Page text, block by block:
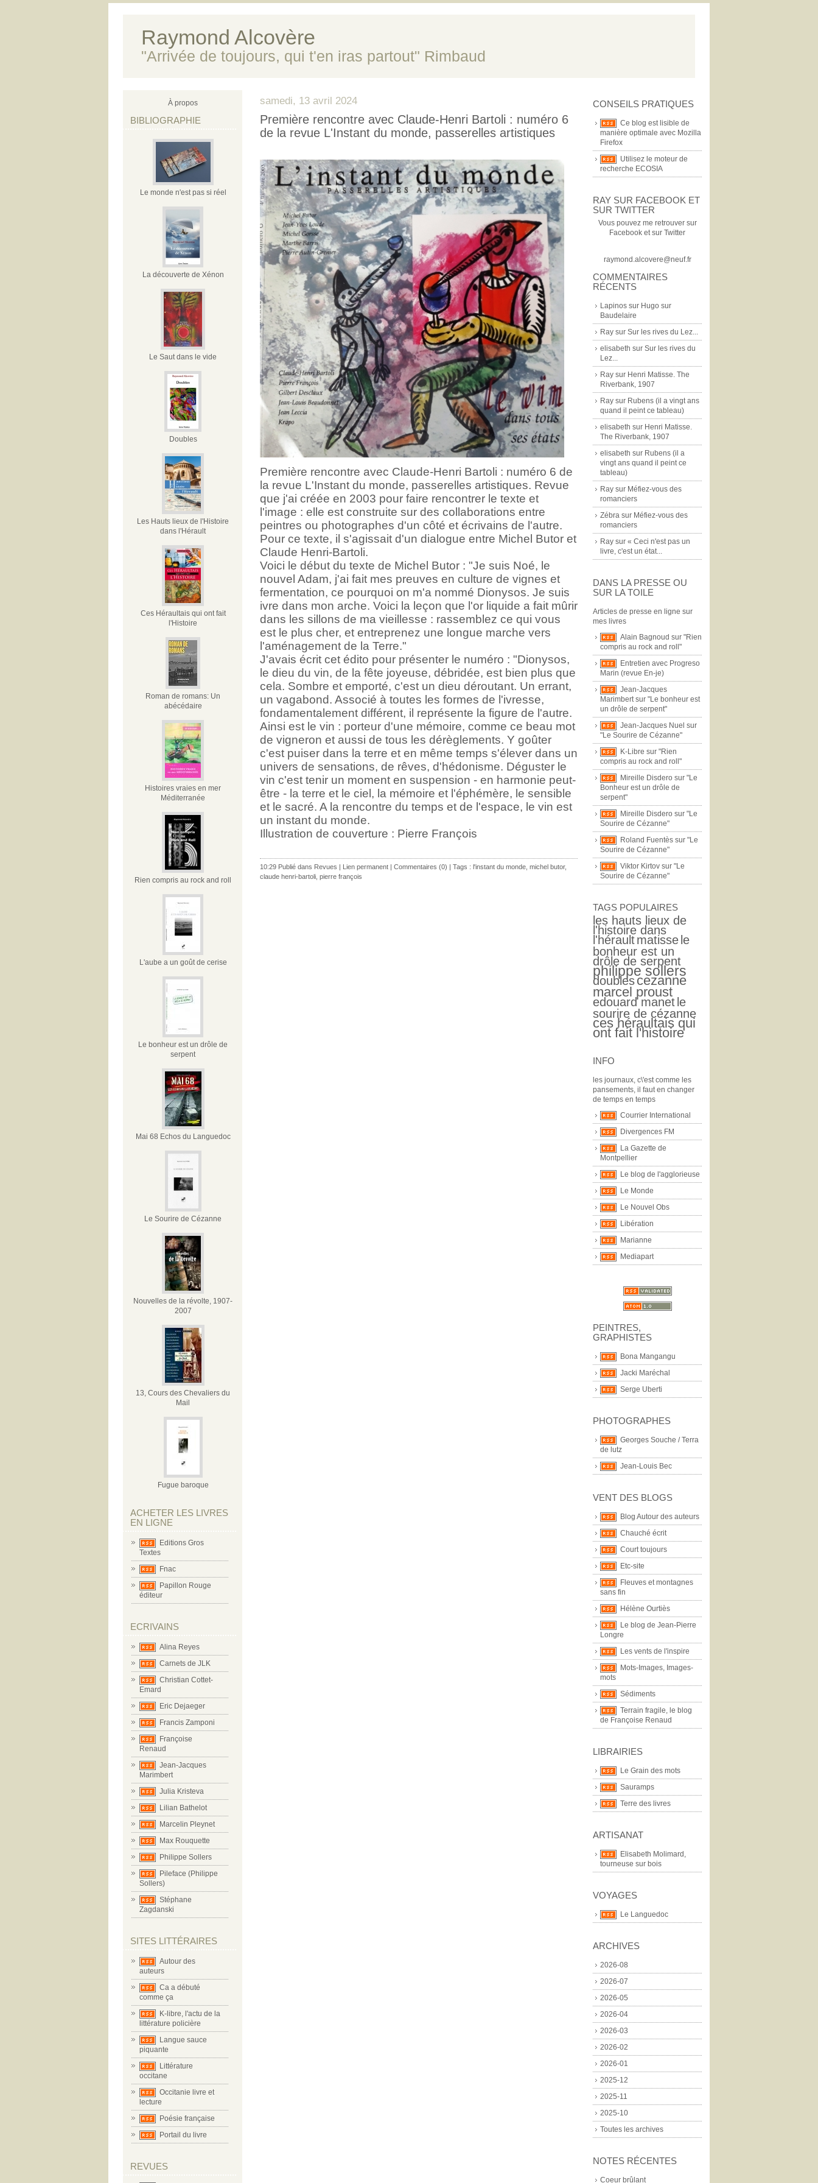
Raymond Alcovère
"Arrivée de toujours, qui t'en iras partout" Rimbaud
À propos
BIBLIOGRAPHIE
Le monde n'est pas si réel
La découverte de Xénon
Le Saut dans le vide
Doubles
Les Hauts lieux de l'Histoire
dans l'Hérault
Ces Héraultais qui ont fait
l'Histoire
Roman de romans: Un
abécédaire
Histoires vraies en mer
Méditerranée
Rien compris au rock and roll
L'aube a un goût de cerise
Le bonheur est un drôle de
serpent
Mai 68 Echos du Languedoc
Le Sourire de Cézanne
Nouvelles de la révolte, 1907-
2007
13, Cours des Chevaliers du
Mail
Fugue baroque
ACHETER LES LIVRES
EN LIGNE
Editions Gros
Textes
Fnac
Papillon Rouge
éditeur
ECRIVAINS
Alina Reyes
Carnets de JLK
Christian Cottet-
Emard
Eric Dejaeger
Francis Zamponi
Françoise
Renaud
Jean-Jacques
Marimbert
Julia Kristeva
Lilian Bathelot
Marcelin Pleynet
Max Rouquette
Philippe Sollers
Pileface (Philippe
Sollers)
Stéphane
Zagdanski
SITES LITTÉRAIRES
Autour des
auteurs
Ca a débuté
comme ça
K-libre, l'actu de la
littérature policière
Langue sauce
piquante
Littérature
occitane
Occitanie livre et
lecture
Poésie française
Portail du livre
REVUES
CONSEILS PRATIQUES
Ce blog est lisible de
manière optimale avec Mozilla
Firefox
Utilisez le moteur de
recherche ECOSIA
RAY SUR FACEBOOK ET
SUR TWITTER
Vous pouvez me retrouver sur
Facebook et sur Twitter
raymond.alcovere@neuf.fr
COMMENTAIRES
RÉCENTS
Lapinos sur Hugo sur
Baudelaire
Ray sur Sur les rives du Lez...
elisabeth sur Sur les rives du
Lez...
Ray sur Henri Matisse. The
Riverbank, 1907
Ray sur Rubens (il a vingt ans
quand il peint ce tableau)
elisabeth sur Henri Matisse.
The Riverbank, 1907
elisabeth sur Rubens (il a
vingt ans quand il peint ce
tableau)
Ray sur Méfiez-vous des
romanciers
Zébra sur Méfiez-vous des
romanciers
Ray sur « Ceci n'est pas un
livre, c'est un état...
DANS LA PRESSE OU
SUR LA TOILE
Articles de presse en ligne sur
mes livres
Alain Bagnoud sur "Rien
compris au rock and roll"
Entretien avec Progreso
Marin (revue En-je)
Jean-Jacques
Marimbert sur "Le bonheur est
un drôle de serpent"
Jean-Jacques Nuel sur
"Le Sourire de Cézanne"
K-Libre sur "Rien
compris au rock and roll"
Mireille Disdero sur "Le
Bonheur est un drôle de
serpent"
Mireille Disdero sur "Le
Sourire de Cézanne"
Roland Fuentès sur "Le
Sourire de Cézanne"
Viktor Kirtov sur "Le
Sourire de Cézanne"
TAGS POPULAIRES
les hauts lieux de
l'histoire dans
l'héraultmatisse le
bonheur est un
drôle de serpent
philippe sollers
doublescezanne
marcel proust
edouard manet le
sourire de cézanne
ces héraultais qui
ont fait l'histoire
INFO
les journaux, c\'est comme les
pansements, il faut en changer
de temps en temps
Courrier International
Divergences FM
La Gazette de
Montpellier
Le blog de l'agglorieuse
Le Monde
Le Nouvel Obs
Libération
Marianne
Mediapart
PEINTRES,
GRAPHISTES
Bona Mangangu
Jacki Maréchal
Serge Uberti
PHOTOGRAPHES
Georges Souche / Terra
de lutz
Jean-Louis Bec
VENT DES BLOGS
Blog Autour des auteurs
Chauché écrit
Court toujours
Etc-site
Fleuves et montagnes
sans fin
Hélène Ourtiès
Le blog de Jean-Pierre
Longre
Les vents de l'inspire
Mots-Images, Images-
mots
Sédiments
Terrain fragile, le blog
de Françoise Renaud
LIBRAIRIES
Le Grain des mots
Sauramps
Terre des livres
ARTISANAT
Elisabeth Molimard,
tourneuse sur bois
VOYAGES
Le Languedoc
ARCHIVES
2026-08
2026-07
2026-05
2026-04
2026-03
2026-02
2026-01
2025-12
2025-11
2025-10
Toutes les archives
NOTES RÉCENTES
Coeur brûlant
samedi, 13 avril 2024
Première rencontre avec Claude-Henri Bartoli : numéro 6
de la revue L'Instant du monde, passerelles artistiques
Première rencontre avec Claude-Henri Bartoli : numéro 6 de
la revue L'Instant du monde, passerelles artistiques. Revue
que j'ai créée en 2003 pour faire rencontrer le texte et
l'image : elle est construite sur des collaborations entre
peintres ou photographes d'un côté et écrivains de l'autre.
Pour ce texte, il s'agissait d'un dialogue entre Michel Butor et
Claude Henri-Bartoli.
Voici le début du texte de Michel Butor : "Je suis Noé, le
nouvel Adam, j'ai fait mes preuves en culture de vignes et
fermentation, ce pourquoi on m'a nommé Dionysos. Je suis
ivre dans mon arche. Voici la leçon que l'or liquide a fait mûrir
dans les sillons de ma vieillesse : rassemblez ce qui vous
est le plus cher, et entreprenez une longue marche vers
l'aménagement de la Terre."
J'avais écrit cet édito pour présenter le numéro : "Dionysos,
le dieu du vin, de la fête joyeuse, débridée, est bien plus que
cela. Sombre et emporté, c'est un dieu déroutant. Un errant,
un vagabond. Associé à toutes les formes de l'ivresse,
fondamentalement différent, il représente la figure de l'autre.
Ainsi est le vin : porteur d'une mémoire, comme ce beau mot
de vigneron et aussi de tous les dérèglements. Y goûter
c'est puiser dans la terre et en même temps s'élever dans un
univers de sensations, de rêves, d'hédonisme. Déguster le
vin c'est tenir un moment en suspension - en harmonie peut-
être - la terre et le ciel, la mémoire et l'éphémère, le sensible
et le sacré. A la rencontre du temps et de l'espace, le vin est
un instant du monde.
Illustration de couverture : Pierre François
10:29 Publié dans Revues | Lien permanent | Commentaires (0) | Tags : l'instant du monde michel butor,
claude henri-bartoli pierre françois